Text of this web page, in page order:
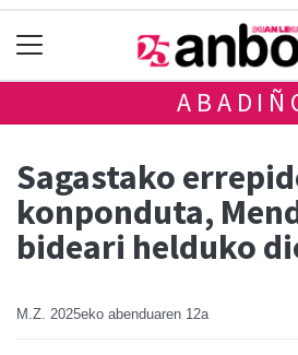
Sagastako
konponduta,
bideari helduko
M.Z. 2025eko abenduaren 12a